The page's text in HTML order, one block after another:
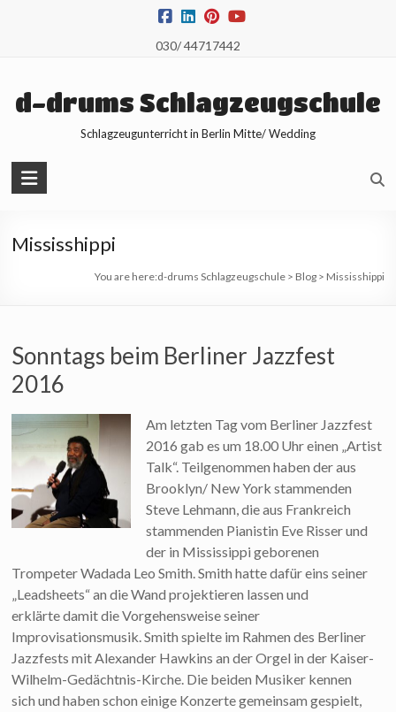
030/ 44717442
d-drums Schlagzeugschule
Schlagzeugunterricht in Berlin Mitte/ Wedding
Mississhippi
You are here:d-drums Schlagzeugschule> Blog> Mississhippi
Sonntags beim Berliner Jazzfest
2016
Am letzten Tag vom Berliner Jazzfest
2016 gab es um 18.00 Uhr einen „Artist
Talk“. Teilgenommen haben der aus
Brooklyn/ New York stammenden
Steve Lehmann, die aus Frankreich
stammenden Pianistin Eve Risser und
der in Mississippi geborenen
Trompeter Wadada Leo Smith. Smith hatte dafür eins seiner
„Leadsheets“ an die Wand projektieren lassen und
erklärte damit die Vorgehensweise seiner
Improvisationsmusik. Smith spielte im Rahmen des Berliner
Jazzfests mit Alexander Hawkins an der Orgel in der Kaiser-
Wilhelm-Gedächtnis-Kirche. Die beiden Musiker kennen
sich und haben schon einige Konzerte gemeinsam gespielt,